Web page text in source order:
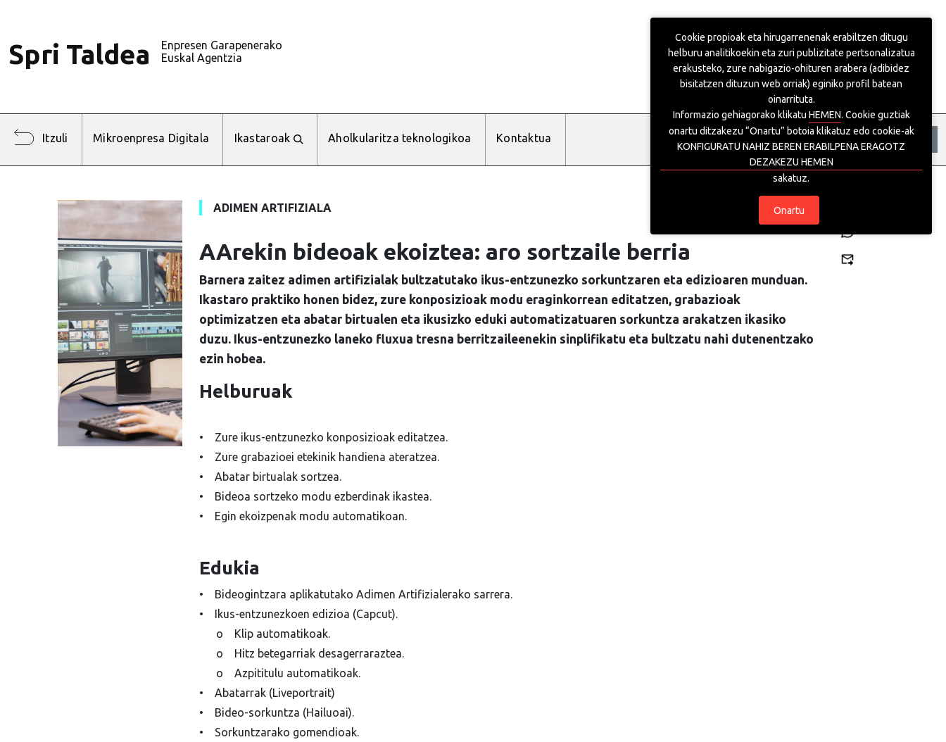
Spri Taldea
Enpresen Garapenerako
Euskal Agentzia
Itzuli Mikroenpresa Digitala Ikastaroak Aholkularitza teknologikoa Kontaktua
ADIMEN ARTIFIZIALA Tokia erreserbatu
AArekin bideoak ekoiztea: aro sortzaile berria
Barnera zaitez adimen artifizialak bultzatutako ikus-entzunezko sorkuntzaren eta edizioaren munduan.
Ikastaro praktiko honen bidez, zure konposizioak modu eraginkorrean editatzen, grabazioak
optimizatzen eta abatar birtualen eta ikusizko eduki automatizatuaren sorkuntza arakatzen ikasiko
duzu. Ikus-entzunezko laneko fluxua tresna berritzaileenekin sinplifikatu eta bultzatu nahi dutenentzako
ezin hobea.
Helburuak
• Zure ikus-entzunezko konposizioak editatzea.
• Zure grabazioei etekinik handiena ateratzea.
• Abatar birtualak sortzea.
• Bideoa sortzeko modu ezberdinak ikastea.
• Egin ekoizpenak modu automatikoan.
Edukia
• Bideogintzara aplikatutako Adimen Artifizialerako sarrera.
• Ikus-entzunezkoen edizioa (Capcut).
o Klip automatikoak.
o Hitz betegarriak desagerraraztea.
o Azpititulu automatikoak.
• Abatarrak (Liveportrait)
• Bideo-sorkuntza (Hailuoai).
• Sorkuntzarako gomendioak.
Cookie propioak eta hirugarrenenak erabiltzen ditugu
helburu analitikoekin eta zuri publizitate pertsonalizatua
erakusteko, zure nabigazio-ohituren arabera (adibidez
bisitatzen dituzun web orriak) eginiko profil batean
oinarrituta.
Informazio gehiagorako klikatu HEMEN. Cookie guztiak
onartu ditzakezu “Onartu” botoia klikatuz edo cookie-ak
KONFIGURATU NAHIZ BEREN ERABILPENA ERAGOTZ
DEZAKEZU HEMEN
sakatuz.
Onartu